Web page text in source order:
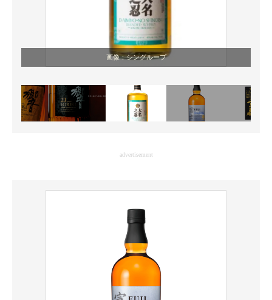
画像：シングループ
advertisement